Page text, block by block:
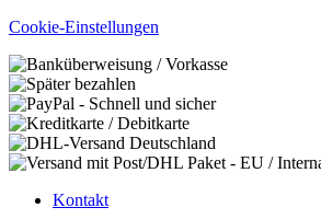
Cookie-Einstellungen
Kontakt